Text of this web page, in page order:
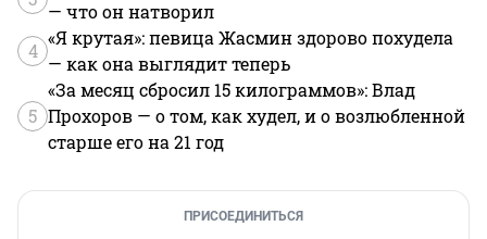
— что он натворил
4
«Я крутая»: певица Жасмин здорово похудела
— как она выглядит теперь
5
«За месяц сбросил 15 килограммов»: Влад
Прохоров — о том, как худел, и о возлюбленной
старше его на 21 год
ПРИСОЕДИНИТЬСЯ